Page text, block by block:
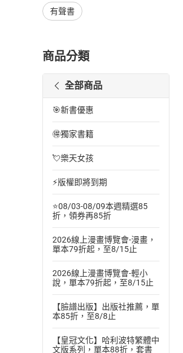
有聲書
商品分類
全部商品
🎯新書優惠
🉐獨家書籍
💘樂天女孩
⚡版權即將到期
⭐08/03-08/09本週精選85
折，領券再85折
2026線上漫畫博覽會-漫畫，
單本79折起，至8/15止
2026線上漫畫博覽會-輕小
說，單本79折起，至8/15止
【臉譜出版】出版社推薦，單
本85折，至8/8止
【皇冠文化】哈利波特繁體中
文版系列，單本88折，套書